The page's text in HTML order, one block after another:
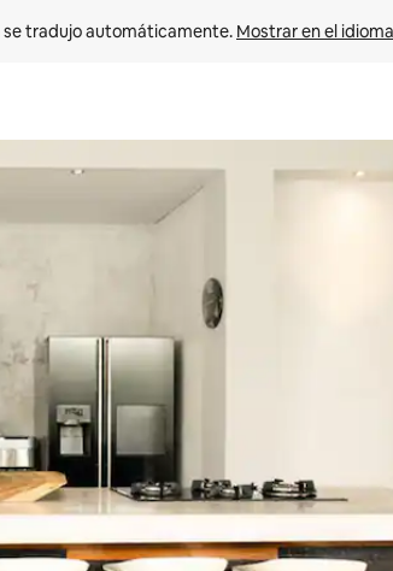
se tradujo automáticamente. Mostrar en el
hacia arriba y hacia abajo o explora con el